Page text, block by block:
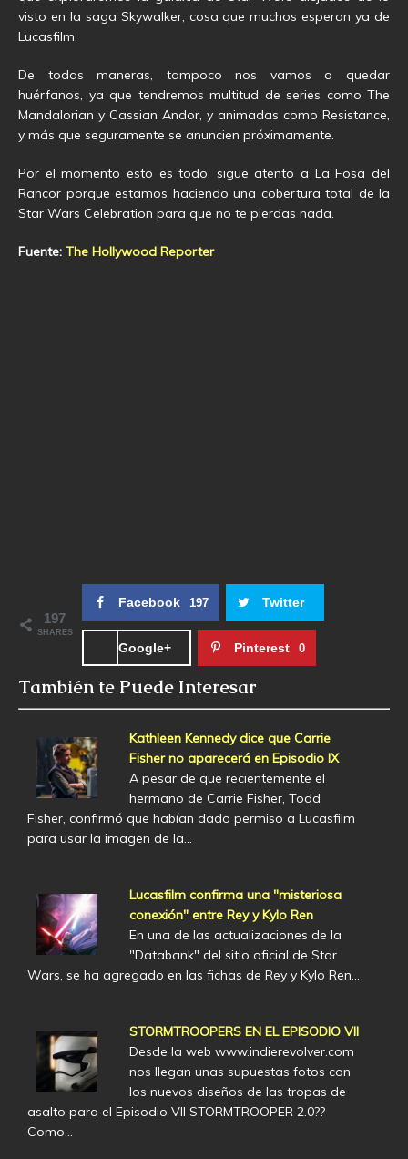
visto en la saga Skywalker, cosa que muchos esperan ya de
Lucasfilm.
De todas maneras, tampoco nos vamos a quedar
huérfanos, ya que tendremos multitud de series como The
Mandalorian y Cassian Andor, y animadas como Resistance,
y más que seguramente se anuncien próximamente.
Por el momento esto es todo, sigue atento a La Fosa del
Rancor porque estamos haciendo una cobertura total de la
Star Wars Celebration para que no te pierdas nada.
Fuente: The Hollywood Reporter
197
SHARES
Facebook 197 Twitter
Google+ Pinterest 0
También te Puede Interesar
Kathleen Kennedy dice que Carrie
Fisher no aparecerá en Episodio IX
A pesar de que recientemente el
hermano de Carrie Fisher, Todd
Fisher, confirmó que habían dado permiso a Lucasfilm
para usar la imagen de la…
Lucasfilm confirma una "misteriosa
conexión" entre Rey y Kylo Ren
En una de las actualizaciones de la
"Databank" del sitio oficial de Star
Wars, se ha agregado en las fichas de Rey y Kylo Ren…
STORMTROOPERS EN EL EPISODIO VII
Desde la web www.indierevolver.com
nos llegan unas supuestas fotos con
los nuevos diseños de las tropas de
asalto para el Episodio VII STORMTROOPER 2.0??
Como…